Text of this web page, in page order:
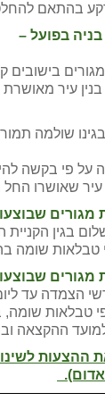
בפועל –
עיר מאושרת
על פי בקשה
שאושרו החל מ-1/7/
שבוצעו
בגין
טבלאות שומה
שבוצעו
הצמדה עד
טבלאות
למועד